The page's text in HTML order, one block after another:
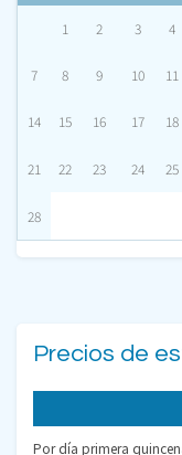
1 2 3 4
7 8 9 10 11
14 15 16 17 18
21 22 23 24 25
28
Precios de
Por día primera